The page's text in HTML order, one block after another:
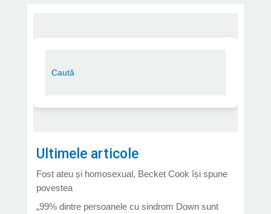
Ultimele articole
Fost ateu și homosexual, Becket Cook își spune
povestea
„99% dintre persoanele cu sindrom Down sunt